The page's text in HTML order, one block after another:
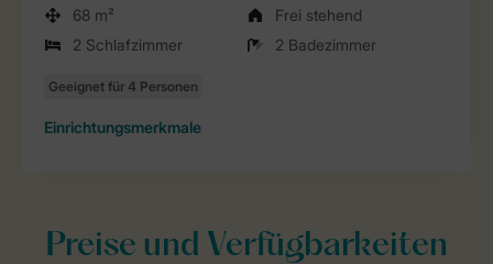
68 m²
Frei stehend
2 Schlafzimmer
2 Badezimmer
Einrichtungsmerkmale
Preise und Verfügbarkeiten